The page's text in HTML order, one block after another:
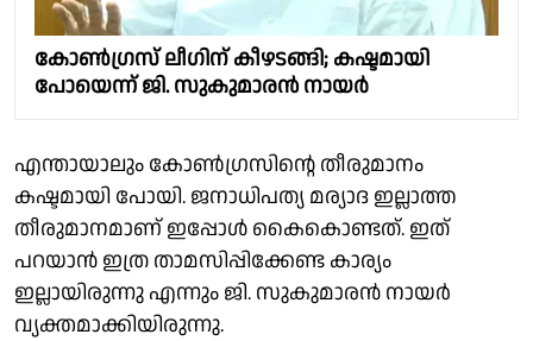
കോൺഗ്രസ് ലീഗിന് കീഴടങ്ങി; കഷ്ടമായി
പോയെന്ന് ജി. സുകുമാരൻ നായർ
എന്തായാലും കോൺഗ്രസിൻ്റെ തീരുമാനം
കഷ്ടമായി പോയി. ജനാധിപത്യ മര്യാദ ഇല്ലാത്ത
തീരുമാനമാണ് ഇപ്പോൾ കൈകൊണ്ടത്. ഇത്
പറയാൻ ഇത്ര താമസിപ്പിക്കേണ്ട കാര്യം
ഇല്ലായിരുന്നു എന്നും ജി. സുകുമാരൻ നായർ
വ്യക്തമാക്കിയിരുന്നു.